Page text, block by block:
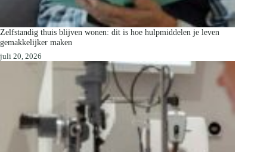
Zelfstandig thuis blijven wonen: dit is hoe hulpmiddelen je leven
gemakkelijker maken
juli 20, 2026